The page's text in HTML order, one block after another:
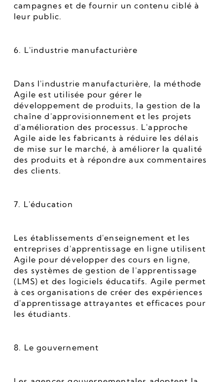
campagnes et de fournir un contenu ciblé à
leur public.
6. L'industrie manufacturière
Dans l'industrie manufacturière, la méthode
Agile est utilisée pour gérer le
développement de produits, la gestion de la
chaîne d'approvisionnement et les projets
d'amélioration des processus. L'approche
Agile aide les fabricants à réduire les délais
de mise sur le marché, à améliorer la qualité
des produits et à répondre aux commentaires
des clients.
7. L'éducation
Les établissements d'enseignement et les
entreprises d'apprentissage en ligne utilisent
Agile pour développer des cours en ligne,
des systèmes de gestion de l'apprentissage
(LMS) et des logiciels éducatifs. Agile permet
à ces organisations de créer des expériences
d'apprentissage attrayantes et efficaces pour
les étudiants.
8. Le gouvernement